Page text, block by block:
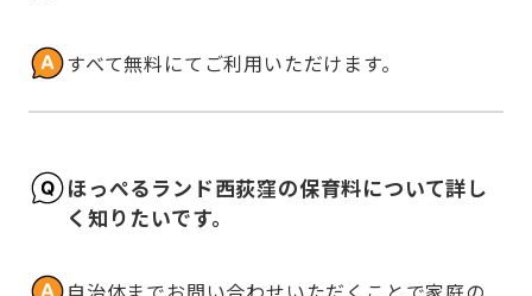
すべて無料にてご利用いただけます。
ほっぺるランド西荻窪の保育料について詳し
く知りたいです。